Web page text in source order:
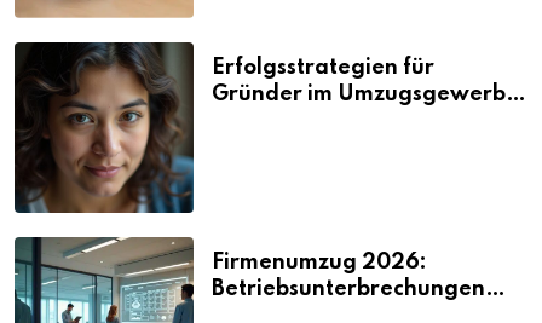
Erfolgsstrategien für
Gründer im Umzugsgewerbe
Firmenumzug 2026:
Betriebsunterbrechungen